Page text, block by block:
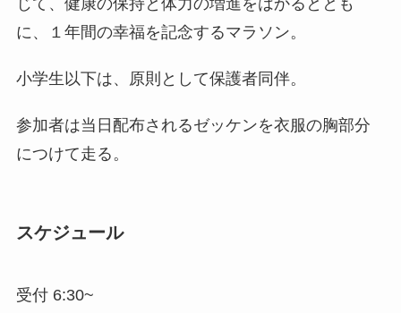
じて、健康の保持と体力の増進をはかるととも
に、１年間の幸福を記念するマラソン。
小学生以下は、原則として保護者同伴。
参加者は当日配布されるゼッケンを衣服の胸部分
につけて走る。
スケジュール
受付 6:30~